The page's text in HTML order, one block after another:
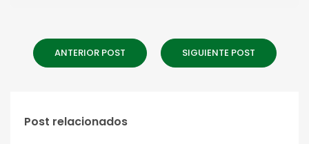
ANTERIOR POST SIGUIENTE POST
Post relacionados